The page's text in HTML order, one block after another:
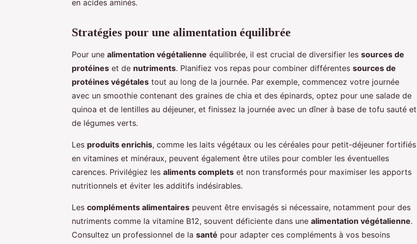
en acides aminés.
Stratégies pour une alimentation équilibrée
Pour une alimentation végétalienne équilibrée, il est crucial de diversifier les sources de
protéines et de nutriments. Planifiez vos repas pour combiner différentes sources de
protéines végétales tout au long de la journée. Par exemple, commencez votre journée
avec un smoothie contenant des graines de chia et des épinards, optez pour une salade de
quinoa et de lentilles au déjeuner, et finissez la journée avec un dîner à base de tofu sauté et
de légumes verts.
Les produits enrichis, comme les laits végétaux ou les céréales pour petit-déjeuner fortifiés
en vitamines et minéraux, peuvent également être utiles pour combler les éventuelles
carences. Privilégiez les aliments complets et non transformés pour maximiser les apports
nutritionnels et éviter les additifs indésirables.
Les compléments alimentaires peuvent être envisagés si nécessaire, notamment pour des
nutriments comme la vitamine B12, souvent déficiente dans une alimentation végétalienne.
Consultez un professionnel de la santé pour adapter ces compléments à vos besoins